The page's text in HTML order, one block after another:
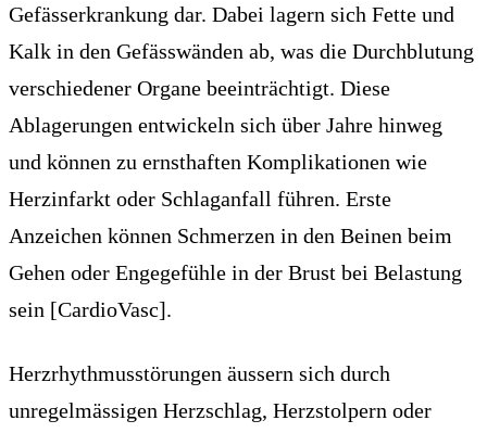
Gefässerkrankung dar. Dabei lagern sich Fette und
Kalk in den Gefässwänden ab, was die Durchblutung
verschiedener Organe beeinträchtigt. Diese
Ablagerungen entwickeln sich über Jahre hinweg
und können zu ernsthaften Komplikationen wie
Herzinfarkt oder Schlaganfall führen. Erste
Anzeichen können Schmerzen in den Beinen beim
Gehen oder Engegefühle in der Brust bei Belastung
sein [CardioVasc].
Herzrhythmusstörungen äussern sich durch
unregelmässigen Herzschlag, Herzstolpern oder